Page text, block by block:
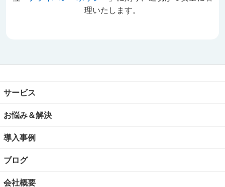
理いたします。
サービス
お悩み＆解決
導入事例
ブログ
会社概要